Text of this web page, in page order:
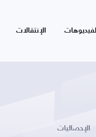
الفيديوهات الإنتقالات
الإحصائيات